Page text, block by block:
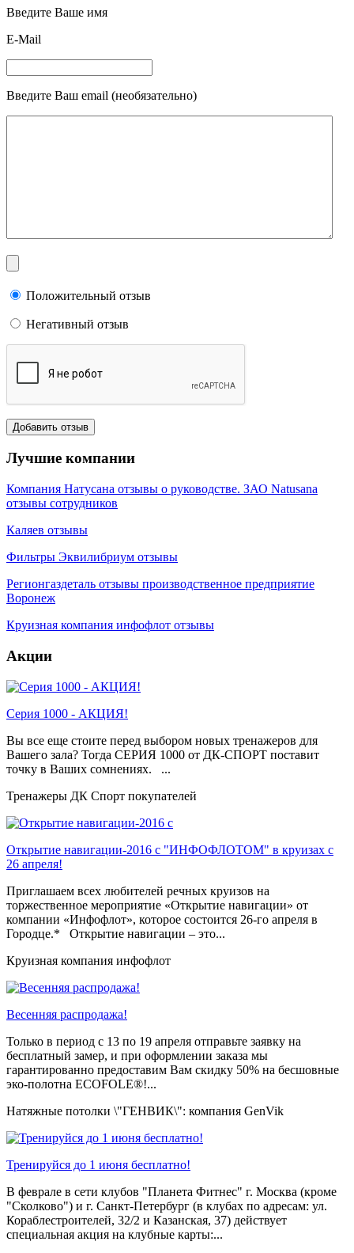
Введите Ваше имя
E-Mail
Введите Ваш email (необязательно)
Положительный отзыв
Негативный отзыв
Лучшие компании
Компания Натусана отзывы о руководстве. ЗАО Natusana
отзывы сотрудников
Каляев отзывы
Фильтры Эквилибриум отзывы
Регионгаздеталь отзывы производственное предприятие
Воронеж
Круизная компания инфофлот отзывы
Акции
Серия 1000 - АКЦИЯ!
Вы все еще стоите перед выбором новых тренажеров для
Вашего зала? Тогда СЕРИЯ 1000 от ДК-СПОРТ поставит
точку в Ваших сомнениях. ...
Тренажеры ДК Спорт покупателей
Открытие навигации-2016 с "ИНФОФЛОТОМ" в круизах с
26 апреля!
Приглашаем всех любителей речных круизов на
торжественное мероприятие «Открытие навигации» от
компании «Инфофлот», которое состоится 26-го апреля в
Городце.* Открытие навигации – это...
Круизная компания инфофлот
Весенняя распродажа!
Только в период c 13 по 19 апреля отправьте заявку на
бесплатный замер, и при оформлении заказа мы
гарантированно предоставим Вам скидку 50% на бесшовные
эко-полотна ECOFOLE®!...
Натяжные потолки \"ГЕНВИК\": компания GenVik
Тренируйся до 1 июня бесплатно!
В феврале в сети клубов "Планета Фитнес" г. Москва (кроме
"Сколково") и г. Санкт-Петербург (в клубах по адресам: ул.
Кораблестроителей, 32/2 и Казанская, 37) действует
специальная акция на клубные карты:...